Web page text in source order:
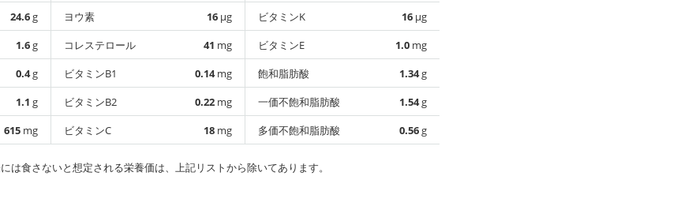
24.6g
1.6g
0.4g
1.1 g
615 mg
ヨウ素
16 µg
コレステロール
41 mg
ビタミンB1
0.14mg
ビタミンB2
0.22 mg
ビタミンC
18 mg
ビタミンK
16 µg
ビタミンE
1.0 mg
飽和脂肪酸
1.34g
一価不飽和脂肪酸
1.54g
多価不飽和脂肪酸
0.56g
は食さないと想定される栄養価は、上記リストから除いてあります。